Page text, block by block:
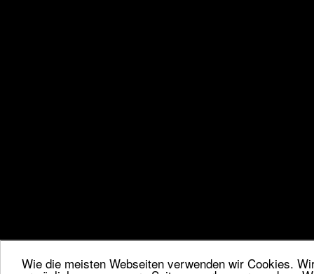
Wie die meisten Webseiten verwenden wir Cookies.